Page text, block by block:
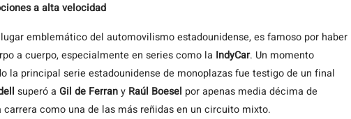
a alta velocidad
emblemático del automovilismo estadounidense, es famoso por haber
a cuerpo, especialmente en series como la IndyCar. Un momento
la principal serie estadounidense de monoplazas fue testigo de un final
superó a Gil de Ferrany Raúl Boesel por apenas media décima de
como una de las más reñidas en un circuito mixto.